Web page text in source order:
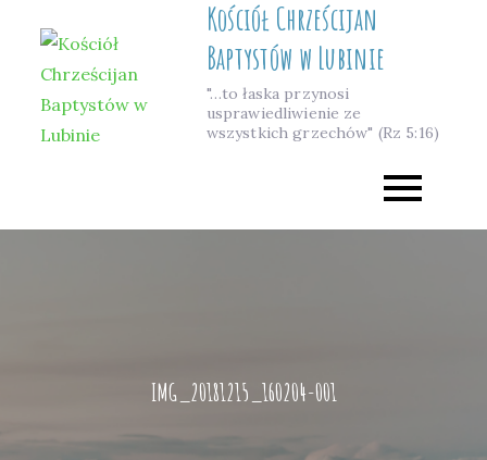
content
Kościół Chrześcijan
Baptystów w Lubinie
"…to łaska przynosi
usprawiedliwienie ze
wszystkich grzechów" (Rz 5:16)
IMG_20181215_160204-001